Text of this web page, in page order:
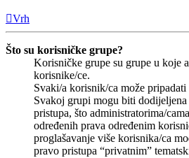
Vrh
Što su korisničke grupe?
Korisničke grupe su grupe u koje
korisnike/ce.
Svaki/a korisnik/ca može
Svakoj grupi mogu biti
pristupa, što administratorima/
određenih prava određenim
proglašavanje više korisnika/ca
pravo pristupa “privatnim”